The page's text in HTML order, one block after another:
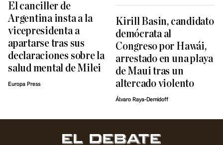
El canciller de
Argentina insta a la
vicepresidenta a
apartarse tras sus
declaraciones sobre la
salud mental de Milei
Europa Press
Kirill Basin, candidato
demócrata al
Congreso por Hawái,
arrestado en una playa
de Maui tras un
altercado violento
Álvaro Raya-Demidoff